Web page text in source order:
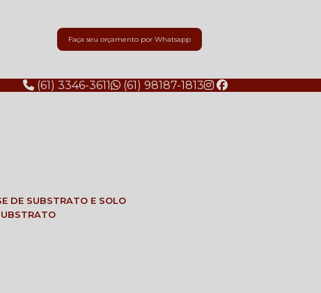
Faça seu orçamento por Whatsapp
(61) 3346-3611 (61) 98187-1813
DE SUBSTRATO E SOLO